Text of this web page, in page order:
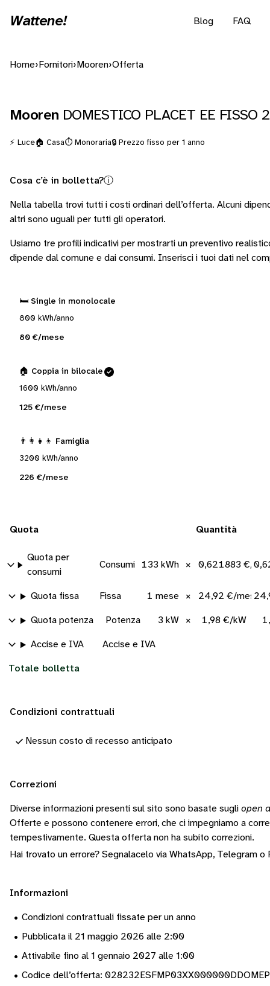
Wattene! Blog FAQ
Home› Fornitori› Mooren›Offerta
Mooren DOMESTICO PLACET EE FISSO
⚡ Luce🏠 Casa⏱️ Monoraria🔒 Prezzo fisso per 1 anno
Cosa c’è in bolletta?ⓘ
Nella tabella trovi tutti i costi ordinari dell’offerta. Alcuni
altri sono uguali per tutti gli operatori.
Usiamo tre profili indicativi per mostrarti un preventivo
dipende dal comune e dai consumi. Inserisci i tuoi dati nel
🛏️ Single in monolocale
800 kWh/anno
80 €/mese
🏠 Coppia in bilocale
1600 kWh/anno
125 €/mese
👨‍👩‍👧‍👦 Famiglia
3200 kWh/anno
226 €/mese
Quota Quantità
Quota per
consumi
Consumi 133 kWh × 0,621883 €/
Quota fissa Fissa 1 mese × 24,92 €/mese
Quota potenza Potenza 3 kW × 1,98 €/kW
Accise e IVA Accise e IVA
Totale bolletta
Condizioni contrattuali
Nessun costo di recesso anticipato
Correzioni
Diverse informazioni presenti sul sito sono basate sugli open
Offerte e possono contenere errori, che ci impegniamo a
tempestivamente. Questa offerta non ha subito correzioni.
Hai trovato un errore? Segnalacelo via WhatsApp, Telegram o
Informazioni
• Condizioni contrattuali fissate per un anno
• Pubblicata il 21 maggio 2026 alle 2:00
• Attivabile fino al 1 gennaio 2027 alle 1:00
• Codice dell’offerta: